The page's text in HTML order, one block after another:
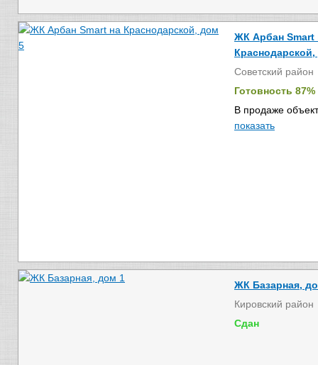
ЖК Арбан Smart
Советский район
Готовность 87%
В продаже
показать
ЖК Базарная,
Кировский район
Сдан